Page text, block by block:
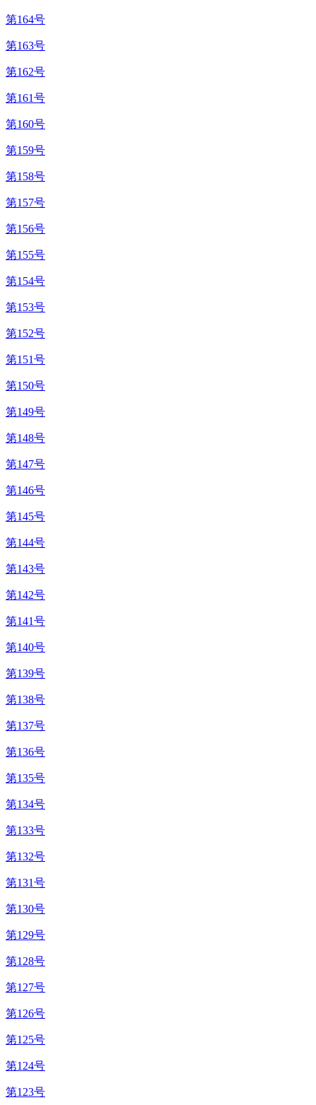
第164号
第163号
第162号
第161号
第160号
第159号
第158号
第157号
第156号
第155号
第154号
第153号
第152号
第151号
第150号
第149号
第148号
第147号
第146号
第145号
第144号
第143号
第142号
第141号
第140号
第139号
第138号
第137号
第136号
第135号
第134号
第133号
第132号
第131号
第130号
第129号
第128号
第127号
第126号
第125号
第124号
第123号